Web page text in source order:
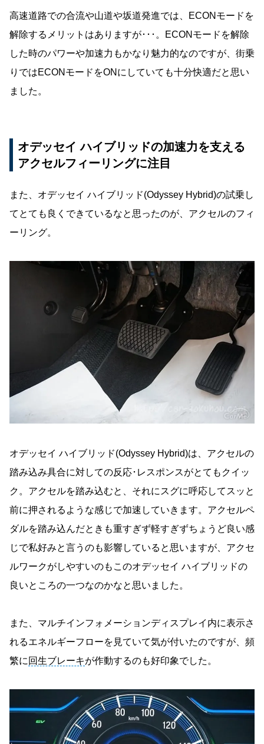
高速道路での合流や山道や坂道発進では、ECONモードを
解除するメリットはありますが･･･。ECONモードを解除
した時のパワーや加速力もかなり魅力的なのですが、街乗
りではECONモードをONにしていても十分快適だと思い
ました。
オデッセイ ハイブリッドの加速力を支える
アクセルフィーリングに注目
また、オデッセイ ハイブリッド(Odyssey Hybrid)の試乗し
てとても良くできているなと思ったのが、アクセルのフィ
ーリング。
オデッセイ ハイブリッド(Odyssey Hybrid)は、アクセルの
踏み込み具合に対しての反応･レスポンスがとてもクイッ
ク。アクセルを踏み込むと、それにスグに呼応してスッと
前に押されるような感じで加速していきます。アクセルペ
ダルを踏み込んだときも重すぎず軽すぎずちょうど良い感
じで私好みと言うのも影響していると思いますが、アクセ
ルワークがしやすいのもこのオデッセイ ハイブリッドの
良いところの一つなのかなと思いました。
また、マルチインフォメーションディスプレイ内に表示さ
れるエネルギーフローを見ていて気が付いたのですが、頻
繁に回生ブレーキが作動するのも好印象でした。